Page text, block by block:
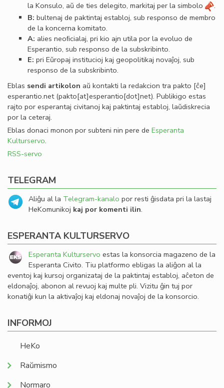
la Konsulo, aŭ de ties delegito, markitaj per la simbolo
.
B: bultenaj de paktintaj establoj, sub responso de membro
de la koncerna komitato.
A: alies neoﬁcialaj, pri kio ajn utila por la evoluo de
Esperantio, sub responso de la subskribinto.
E: pri Eŭropaj institucioj kaj geopolitikaj novaĵoj, sub
responso de la subskribinto.
Eblas sendi artikolon aŭ kontakti la redakcion tra pakto [ĉe]
esperantio.net(pakto[at]esperantio[dot]net). Publikigo estas
rajto por esperantaj civitanoj kaj paktintaj establoj, laŭdiskrecia
por la ceteraj.
Eblas donaci monon por subteni nin pere de Esperanta
Kulturservo.
RSS-servo
TELEGRAM
Aliĝu al la Telegram-kanalo por resti ĝisdata pri la lastaj
HeKomunikoj kaj por komenti ilin.
ESPERANTA KULTURSERVO
Esperanta Kulturservo estas la konsorcia magazeno de la
Esperanta Civito. Tiu platformo ebligas la aliĝon al la
eventoj kaj kursoj organizataj de la paktintaj establoj, aĉeton de
eldonaĵoj, abonon al revuoj kaj multe pli. Vizitu ĝin tuj por
konatiĝi kun la aktivaĵoj kaj eldonaj novaĵoj de la konsorcio.
INFORMOJ
HeKo
Raŭmismo
Normaro